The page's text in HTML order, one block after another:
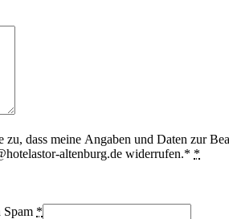
dass meine Angaben und Daten zur
altenburg.de widerrufen.* *
Spam *